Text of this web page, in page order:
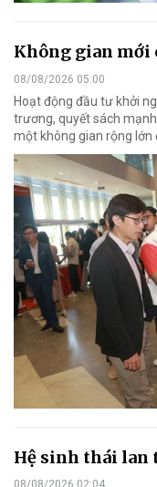
Không gian mới
08/08/2026 05:00
Hoạt động đầu tư khởi
trương, quyết sách
một không gian rộng lớn
Hệ sinh thái lan